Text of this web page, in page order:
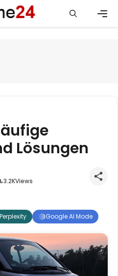
Lösungen
3.2KViews
Perplexity Google AI Mode